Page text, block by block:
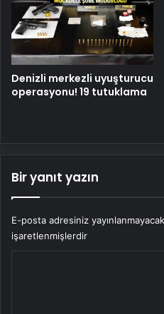
Denizli merkezli uyuşturucu
operasyonu! 19 tutuklama
Bir yanıt yazın
E-posta adresiniz
işaretlenmişlerdir